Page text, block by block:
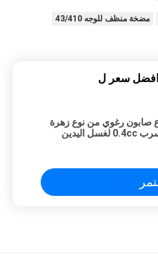
مضخة منظف للوجه 43/410
سعر ل
صابون رغوي من نوع زهرة
مقاومة للتسرب 0.4cc لغسل اليدين